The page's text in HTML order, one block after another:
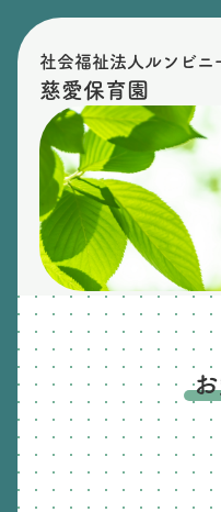
社会福祉法人ルンビニ
慈愛保育園